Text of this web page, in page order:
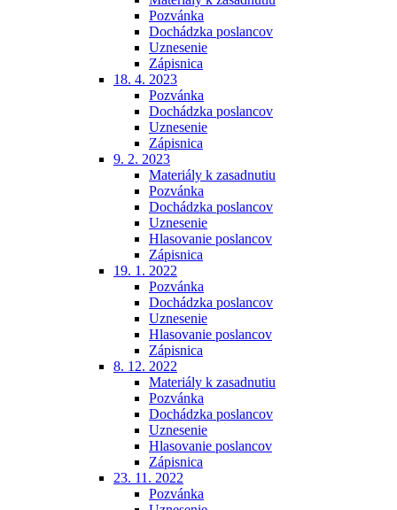
Pozvánka
Dochádzka poslancov
Uznesenie
Zápisnica
18. 4. 2023
Pozvánka
Dochádzka poslancov
Uznesenie
Zápisnica
9. 2. 2023
Materiály k zasadnutiu
Pozvánka
Dochádzka poslancov
Uznesenie
Hlasovanie poslancov
Zápisnica
19. 1. 2022
Pozvánka
Dochádzka poslancov
Uznesenie
Hlasovanie poslancov
Zápisnica
8. 12. 2022
Materiály k zasadnutiu
Pozvánka
Dochádzka poslancov
Uznesenie
Hlasovanie poslancov
Zápisnica
23. 11. 2022
Pozvánka